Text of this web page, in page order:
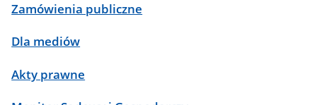
Zamówienia publiczne
Dla mediów
Akty prawne